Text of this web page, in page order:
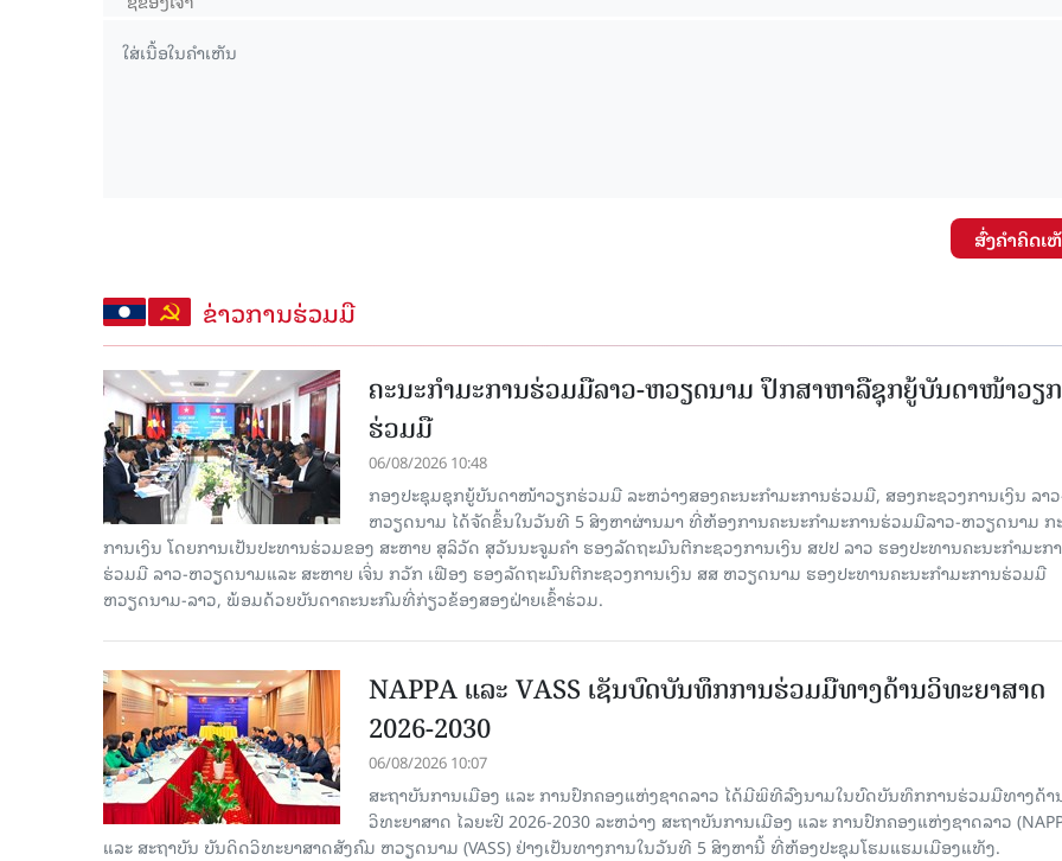
ສົ່ງຄໍາຄິດເ
ຂ່າວການຮ່ວມມື
ຄະນະກໍາມະການຮ່ວມມືລາວ-ຫວຽດນາມ ປຶກສາຫາລືຊຸກຍູ້ບັນດາໜ້າວຽກ
ຮ່ວມມື
06/08/2026 10:48
ກອງປະຊຸມຊຸກຍູ້ບັນດາໜ້າວຽກຮ່ວມມື ລະຫວ່າງສອງຄະນະກໍາມະການຮ່ວມມື, ສອງກະຊວງການເງິນ ລາ
ຫວຽດນາມ ໄດ້ຈັດຂຶ້ນໃນວັນທີ 5 ສິງຫາຜ່ານມາ ທີ່ຫ້ອງການຄະນະກໍາມະການຮ່ວມມືລາວ-ຫວຽດນາມ ກ
ການເງິນ ໂດຍການເປັນປະທານຮ່ວມຂອງ ສະຫາຍ ສຸລິວັດ ສຸວັນນະຈູມຄຳ ຮອງລັດຖະມົນຕີກະຊວງການເງິນ ສປປ ລາວ ຮອງປະທານຄະນະກໍາມະກ
ຮ່ວມມື ລາວ-ຫວຽດນາມແລະ ສະຫາຍ ເຈິ່ນ ກວັກ ເຟືອງ ຮອງລັດຖະມົນຕີກະຊວງການເງິນ ສສ ຫວຽດນາມ ຮອງປະທານຄະນະກໍາມະການຮ່ວມມື
ຫວຽດນາມ-ລາວ, ພ້ອມດ້ວຍບັນດາຄະນະກົມທີ່ກ່ຽວຂ້ອງສອງຝ່າຍເຂົ້າຮ່ວມ.
NAPPA ແລະ VASS ເຊັນບົດບັນທຶກການຮ່ວມມືທາງດ້ານວິທະຍາສາດ
2026-2030
06/08/2026 10:07
ສະຖາບັນການເມືອງ ແລະ ການປົກຄອງແຫ່ງຊາດລາວ ໄດ້ມີພິທີລົງນາມໃນບົດບັນທຶກການຮ່ວມມືທາງດ້າ
ວິທະຍາສາດ ໄລຍະປີ 2026-2030 ລະຫວ່າງ ສະຖາບັນການເມືອງ ແລະ ການປົກຄອງແຫ່ງຊາດລາວ
ແລະ ສະຖາບັນ ບັນດິດວິທະຍາສາດສັງຄົມ ຫວຽດນາມ (VASS) ຢ່າງເປັນທາງການໃນວັນທີ 5 ສິງຫານີ້ ທີ່ຫ້ອງປະຊຸມໂຮມແຮມເມືອງແທັງ.